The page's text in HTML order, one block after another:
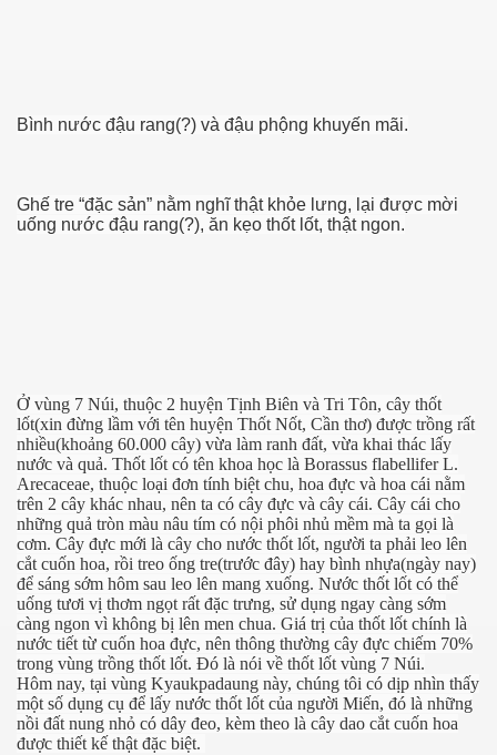
Bình nước đậu rang(?) và đậu phộng khuyến mãi.
Ghế tre “đặc sản” nằm nghĩ thật khỏe lưng, lại được mời
uống nước đậu rang(?), ăn kẹo thốt lốt, thật ngon.
Ở vùng 7 Núi, thuộc 2 huyện Tịnh Biên và Tri Tôn, cây thốt
lốt(xin đừng lầm với tên huyện Thốt Nốt, Cần thơ) được trồng rất
nhiều(khoảng 60.000 cây) vừa làm ranh đất, vừa khai thác lấy
nước và quả. Thốt lốt có tên khoa học là Borassus flabellifer L.
Arecaceae, thuộc loại đơn tính biệt chu, hoa đực và hoa cái nằm
trên 2 cây khác nhau, nên ta có cây đực và cây cái. Cây cái cho
những quả tròn màu nâu tím có nội phôi nhủ mềm mà ta gọi là
cơm. Cây đực mới là cây cho nước thốt lốt, người ta phải leo lên
cắt cuốn hoa, rồi treo ống tre(trước đây) hay bình nhựa(ngày nay)
để sáng sớm hôm sau leo lên mang xuống. Nước thốt lốt có thể
uống tươi vị thơm ngọt rất đặc trưng, sử dụng ngay càng sớm
càng ngon vì không bị lên men chua. Giá trị của thốt lốt chính là
nước tiết từ cuốn hoa đực, nên thông thường cây đực chiếm 70%
trong vùng trồng thốt lốt. Đó là nói về thốt lốt vùng 7 Núi.
Hôm nay, tại vùng Kyaukpadaung này, chúng tôi có dịp nhìn thấy
một số dụng cụ để lấy nước thốt lốt của người Miến, đó là những
nồi đất nung nhỏ có dây đeo, kèm theo là cây dao cắt cuốn hoa
được thiết kế thật đặc biệt.
cổ đại